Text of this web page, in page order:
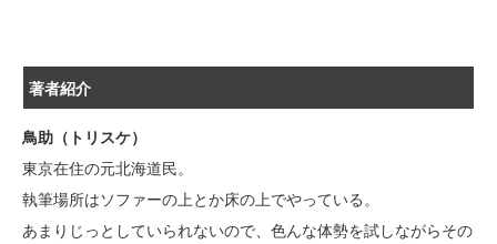
著者紹介
鳥助（トリスケ）
東京在住の元北海道民。
執筆場所はソファーの上とか床の上でやっている。
あまりじっとしていられないので、色んな体勢を試しながらその